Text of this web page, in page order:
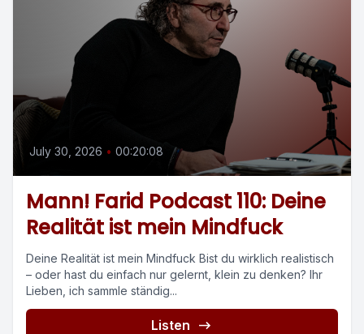
July 30, 2026 • 00:20:08
Mann! Farid Podcast 110: Deine
Realität ist mein Mindfuck
Deine Realität ist mein Mindfuck Bist du wirklich realistisch
– oder hast du einfach nur gelernt, klein zu denken? Ihr
Lieben, ich sammle ständig...
Listen